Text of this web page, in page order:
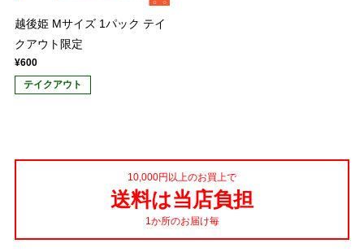
越後姫 Mサイズ 1パック テイ
クアウト限定
¥600
テイクアウト
10,000円以上のお買上で
送料は当店負担
1か所のお届け毎